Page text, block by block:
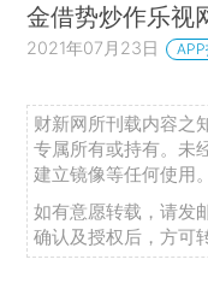
金借势炒作乐视
2021年07月23日
财新网所刊载内容之
专属所有或持有。未
建立镜像等任何使用。
如有意愿转载，请发
确认及授权后，方可